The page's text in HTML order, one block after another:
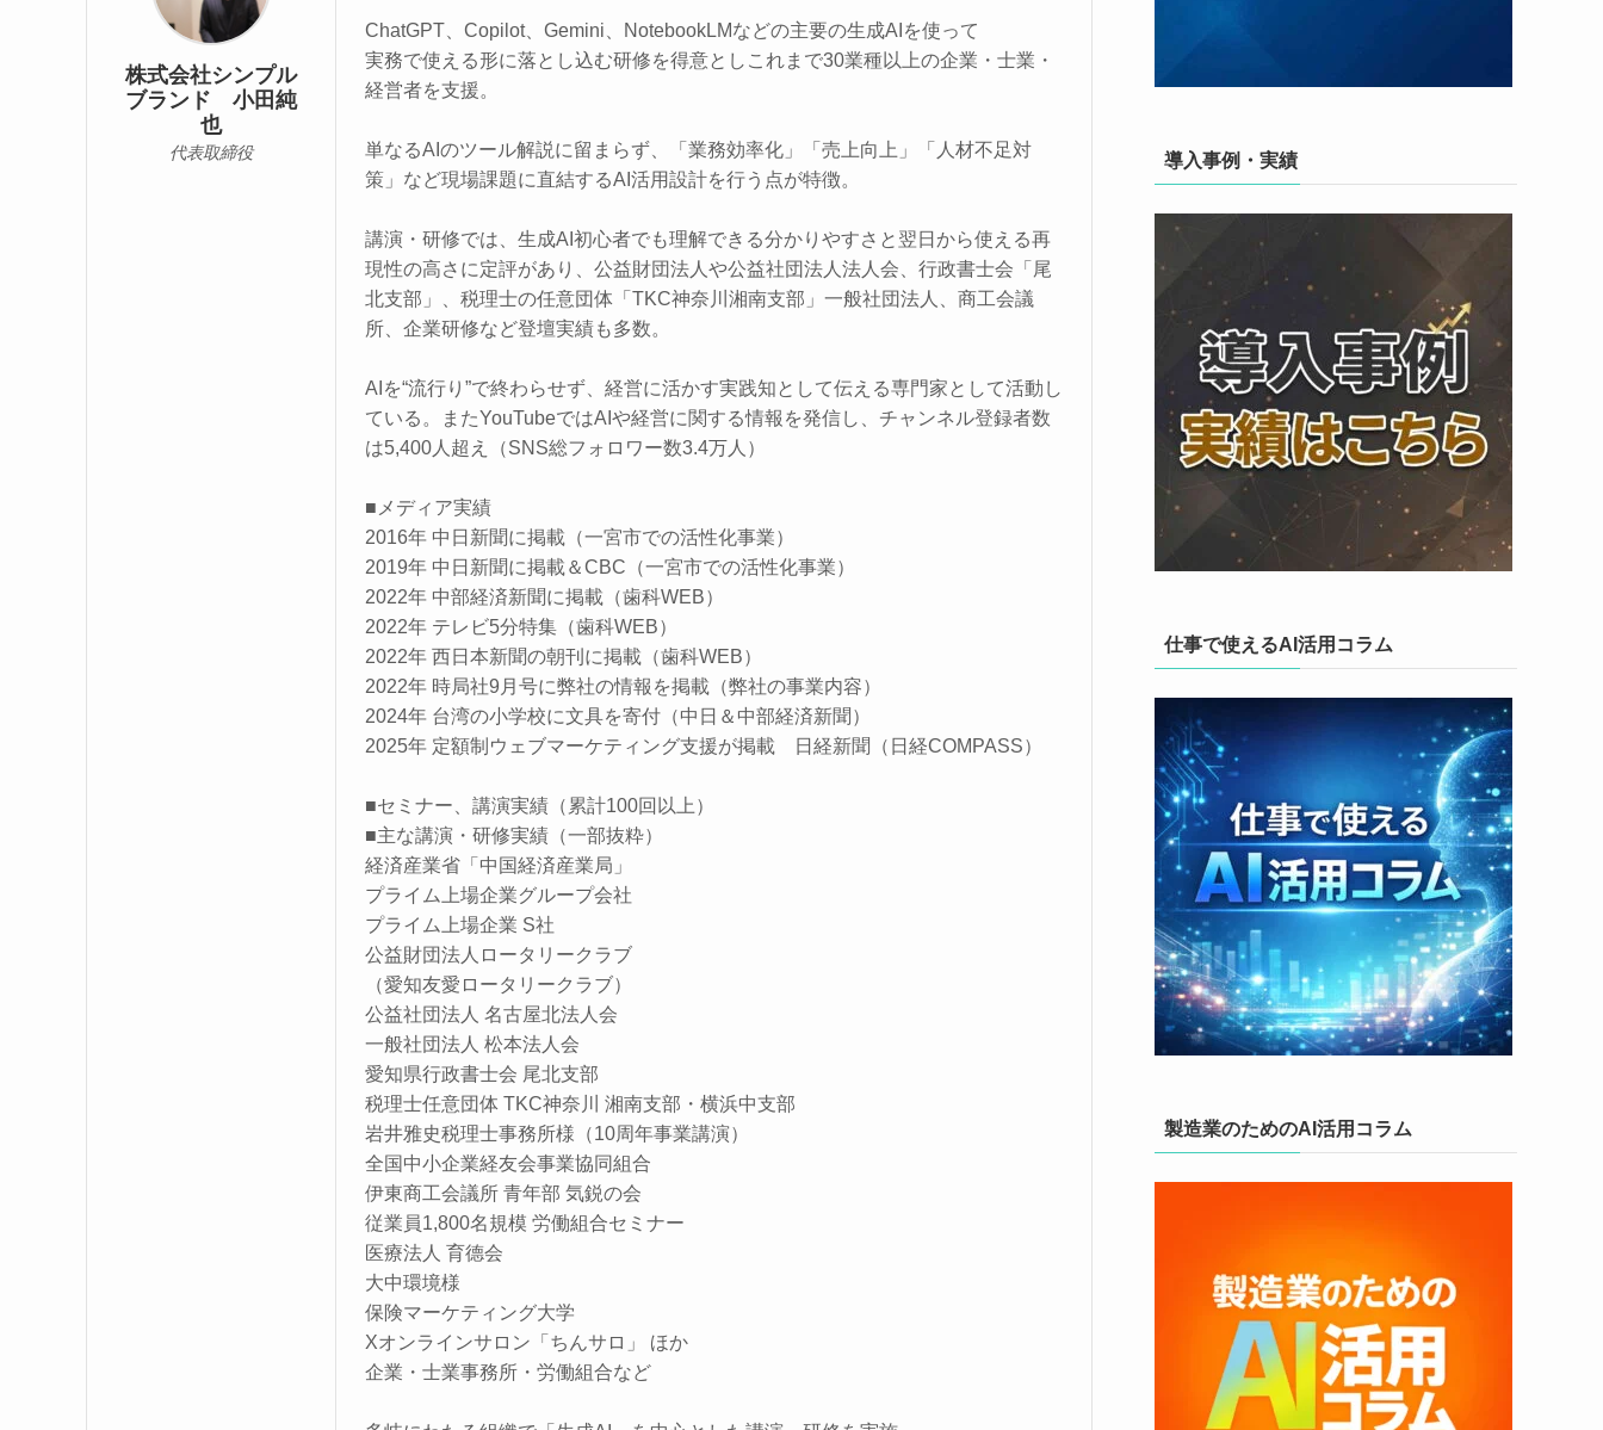
株式会社シンプル
ブランド 小田純
也
代表取締役
ChatGPT、Copilot、Gemini、NotebookLMなどの主要の生成AIを使って
実務で使える形に落とし込む研修を得意としこれまで30業種以上の企業・士業・
経営者を支援。
単なるAIのツール解説に留まらず、「業務効率化」「売上向上」「人材不足対
策」など現場課題に直結するAI活用設計を行う点が特徴。
講演・研修では、生成AI初心者でも理解できる分かりやすさと翌日から使える再
現性の高さに定評があり、公益財団法人や公益社団法人法人会、行政書士会「尾
北支部」、税理士の任意団体「TKC神奈川湘南支部」一般社団法人、商工会議
所、企業研修など登壇実績も多数。
AIを“流行り”で終わらせず、経営に活かす実践知として伝える専門家として活動し
ている。またYouTubeではAIや経営に関する情報を発信し、チャンネル登録者数
は5,400人超え（SNS総フォロワー数3.4万人）
■メディア実績
2016年 中日新聞に掲載（一宮市での活性化事業）
2019年 中日新聞に掲載＆CBC（一宮市での活性化事業）
2022年 中部経済新聞に掲載（歯科WEB）
2022年 テレビ5分特集（歯科WEB）
2022年 西日本新聞の朝刊に掲載（歯科WEB）
2022年 時局社9月号に弊社の情報を掲載（弊社の事業内容）
2024年 台湾の小学校に文具を寄付（中日＆中部経済新聞）
2025年 定額制ウェブマーケティング支援が掲載 日経新聞（日経COMPASS）
■セミナー、講演実績（累計100回以上）
■主な講演・研修実績（一部抜粋）
経済産業省「中国経済産業局」
プライム上場企業グループ会社
プライム上場企業 S社
公益財団法人ロータリークラブ
（愛知友愛ロータリークラブ）
公益社団法人 名古屋北法人会
一般社団法人 松本法人会
愛知県行政書士会 尾北支部
税理士任意団体 TKC神奈川 湘南支部・横浜中支部
岩井雅史税理士事務所様（10周年事業講演）
全国中小企業経友会事業協同組合
伊東商工会議所 青年部 気鋭の会
従業員1,800名規模 労働組合セミナー
医療法人 育德会
大中環境様
保険マーケティング大学
Xオンラインサロン「ちんサロ」 ほか
企業・士業事務所・労働組合など
導入事例・実績
仕事で使えるAI活用コラム
製造業のためのAI活用コラム